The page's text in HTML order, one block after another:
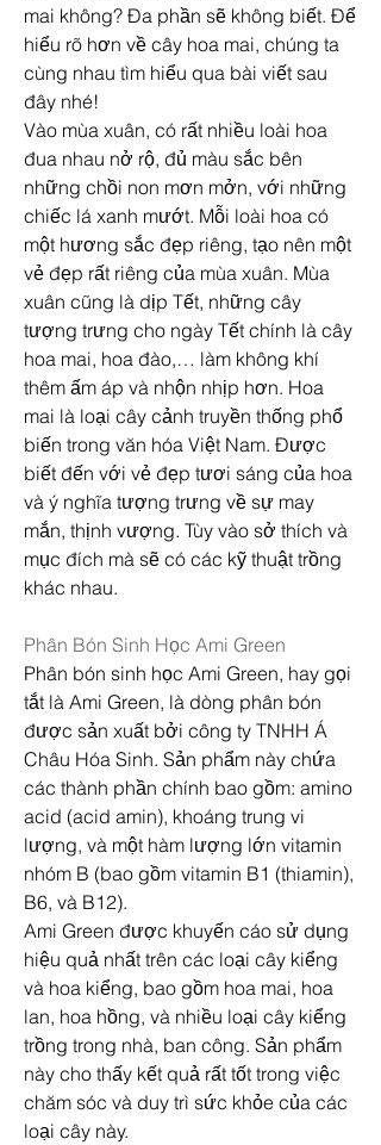
mai không? Đa phần sẽ không biết. Để
hiểu rõ hơn về cây hoa mai, chúng ta
cùng nhau tìm hiểu qua bài viết sau
đây nhé!
Vào mùa xuân, có rất nhiều loài hoa
đua nhau nở rộ, đủ màu sắc bên
những chồi non mơn mởn, với những
chiếc lá xanh mướt. Mỗi loài hoa có
một hương sắc đẹp riêng, tạo nên một
vẻ đẹp rất riêng của mùa xuân. Mùa
xuân cũng là dịp Tết, những cây
tượng trưng cho ngày Tết chính là cây
hoa mai, hoa đào,… làm không khí
thêm ấm áp và nhộn nhịp hơn. Hoa
mai là loại cây cảnh truyền thống phổ
biến trong văn hóa Việt Nam. Được
biết đến với vẻ đẹp tươi sáng của hoa
và ý nghĩa tượng trưng về sự may
mắn, thịnh vượng. Tùy vào sở thích và
mục đích mà sẽ có các kỹ thuật trồng
khác nhau.
Phân Bón Sinh Học Ami Green
Phân bón sinh học Ami Green, hay gọi
tắt là Ami Green, là dòng phân bón
được sản xuất bởi công ty TNHH Á
Châu Hóa Sinh. Sản phẩm này chứa
các thành phần chính bao gồm: amino
acid (acid amin), khoáng trung vi
lượng, và một hàm lượng lớn vitamin
nhóm B (bao gồm vitamin B1 (thiamin),
B6, và B12).
Ami Green được khuyến cáo sử dụng
hiệu quả nhất trên các loại cây kiểng
và hoa kiểng, bao gồm hoa mai, hoa
lan, hoa hồng, và nhiều loại cây kiểng
trồng trong nhà, ban công. Sản phẩm
này cho thấy kết quả rất tốt trong việc
chăm sóc và duy trì sức khỏe của các
loại cây này.